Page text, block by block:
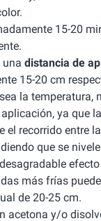
15-20
una distancia de
15-20 cm
la temperatura,
ya que
el recorrido entre
que se
más frías
de 20-25 cm.
acetona y/o